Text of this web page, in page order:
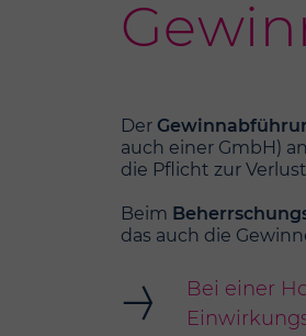
Der
auch einer GmbH)
die Pflicht zur
Beim
das auch die
Bei einer